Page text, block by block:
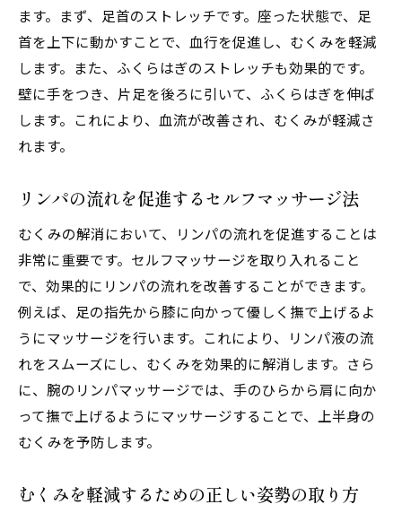
ます。まず、足首のストレッチです。座った状態で、足
首を上下に動かすことで、血行を促進し、むくみを軽減
します。また、ふくらはぎのストレッチも効果的です。
壁に手をつき、片足を後ろに引いて、ふくらはぎを伸ば
します。これにより、血流が改善され、むくみが軽減さ
れます。
リンパの流れを促進するセルフマッサージ法
むくみの解消において、リンパの流れを促進することは
非常に重要です。セルフマッサージを取り入れること
で、効果的にリンパの流れを改善することができます。
例えば、足の指先から膝に向かって優しく撫で上げるよ
うにマッサージを行います。これにより、リンパ液の流
れをスムーズにし、むくみを効果的に解消します。さら
に、腕のリンパマッサージでは、手のひらから肩に向か
って撫で上げるようにマッサージすることで、上半身の
むくみを予防します。
むくみを軽減するための正しい姿勢の取り方